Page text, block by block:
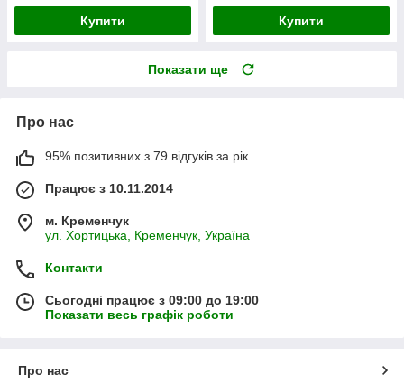
Купити Купити
Показати ще
Про нас
95% позитивних з 79 відгуків за рік
Працює з 10.11.2014
м. Кременчук
ул. Хортицька, Кременчук, Україна
Контакти
Сьогодні працює з 09:00 до 19:00
Показати весь графік роботи
Про нас